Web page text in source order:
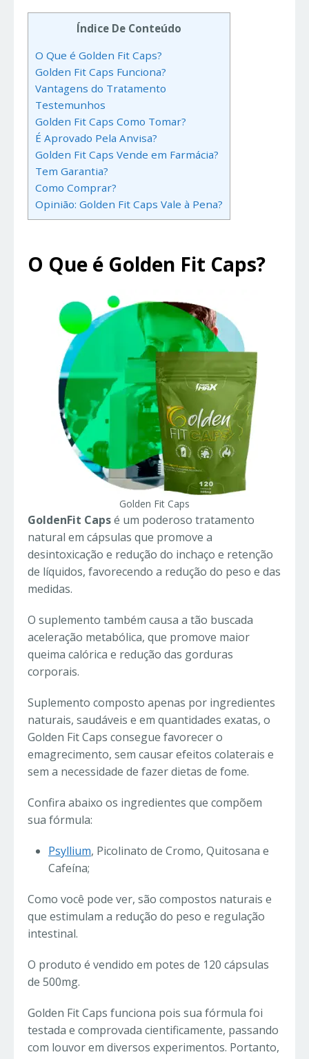
Índice De Conteúdo
O Que é Golden Fit Caps?
Golden Fit Caps Funciona?
Vantagens do Tratamento
Testemunhos
Golden Fit Caps Como Tomar?
É Aprovado Pela Anvisa?
Golden Fit Caps Vende em Farmácia?
Tem Garantia?
Como Comprar?
Opinião: Golden Fit Caps Vale à Pena?
O Que é Golden Fit Caps?
Golden Fit Caps
GoldenFit Capsé um poderoso tratamento
natural em cápsulas que promove a
desintoxicação e redução do inchaço e retenção
de líquidos, favorecendo a redução do peso e das
medidas.
O suplemento também causa a tão buscada
aceleração metabólica, que promove maior
queima calórica e redução das gorduras
corporais.
Suplemento composto apenas por ingredientes
naturais, saudáveis e em quantidades exatas, o
Golden Fit Caps consegue favorecer o
emagrecimento, sem causar efeitos colaterais e
sem a necessidade de fazer dietas de fome.
Confira abaixo os ingredientes que compõem
sua fórmula:
Psyllium, Picolinato de Cromo, Quitosana e
Cafeína;
Como você pode ver, são compostos naturais e
que estimulam a redução do peso e regulação
intestinal.
O produto é vendido em potes de 120 cápsulas
de 500mg.
Golden Fit Caps funciona pois sua fórmula foi
testada e comprovada cientificamente, passando
com louvor em diversos experimentos. Portanto,